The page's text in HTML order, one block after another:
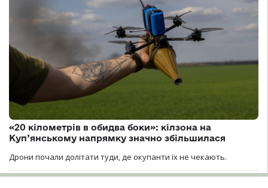
«20 кілометрів в обидва боки»: кілзона на
Куп’янському напрямку значно збільшилася
Дрони почали долітати туди, де окупанти їх не чекають.